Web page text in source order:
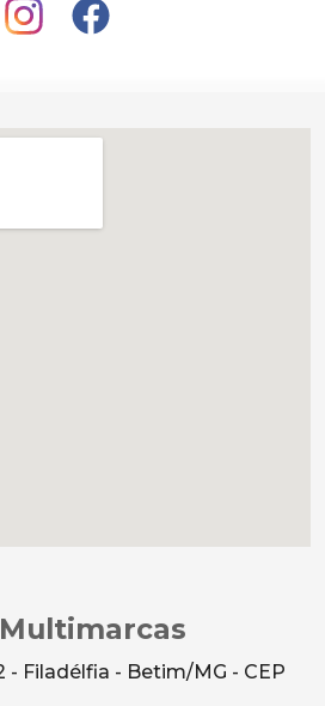
- Filadélfia - Betim/MG - CEP